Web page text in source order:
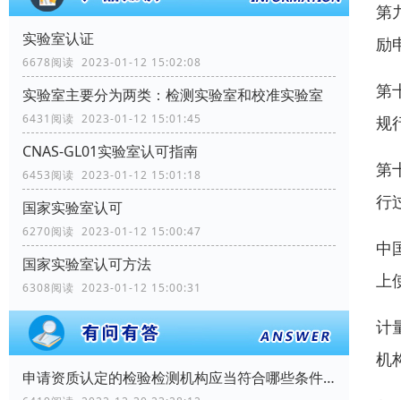
实验室认证
6678阅读 2023-01-12 15:02:08
实验室主要分为两类：检测实验室和校准实验室
6431阅读 2023-01-12 15:01:45
CNAS-GL01实验室认可指南
6453阅读 2023-01-12 15:01:18
国家实验室认可
6270阅读 2023-01-12 15:00:47
国家实验室认可方法
6308阅读 2023-01-12 15:00:31
申请资质认定的检验检测机构应当符合哪些条件？
第
励
第
规
第
行
中
上
计
机